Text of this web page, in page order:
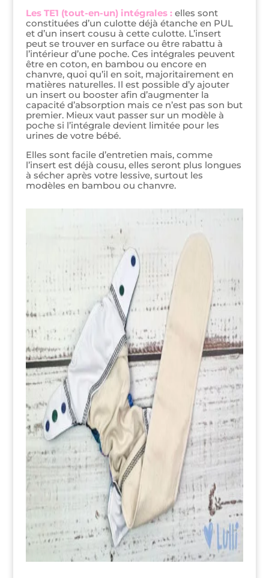
Les TE1 (tout-en-un) intégrales : elles sont
constituées d’un culotte déjà étanche en PUL
et d’un insert cousu à cette culotte. L’insert
peut se trouver en surface ou être rabattu à
l’intérieur d’une poche. Ces intégrales peuvent
être en coton, en bambou ou encore en
chanvre, quoi qu’il en soit, majoritairement en
matières naturelles. Il est possible d’y ajouter
un insert ou booster afin d’augmenter la
capacité d’absorption mais ce n’est pas son but
premier. Mieux vaut passer sur un modèle à
poche si l’intégrale devient limitée pour les
urines de votre bébé.
Elles sont facile d’entretien mais, comme
l’insert est déjà cousu, elles seront plus longues
à sécher après votre lessive, surtout les
modèles en bambou ou chanvre.